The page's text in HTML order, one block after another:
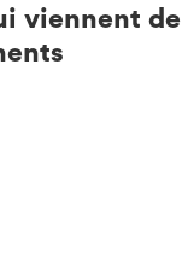
viennent de